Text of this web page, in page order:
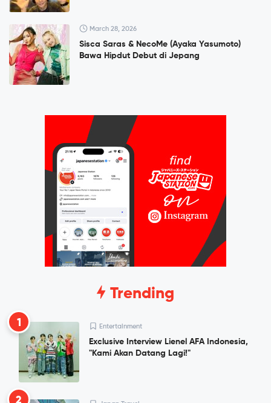
March 28, 2026
Sisca Saras & NecoMe (Ayaka Yasumoto)
Bawa Hipdut Debut di Jepang
Trending
1 Entertainment
Exclusive Interview Lienel AFA Indonesia,
"Kami Akan Datang Lagi!"
2